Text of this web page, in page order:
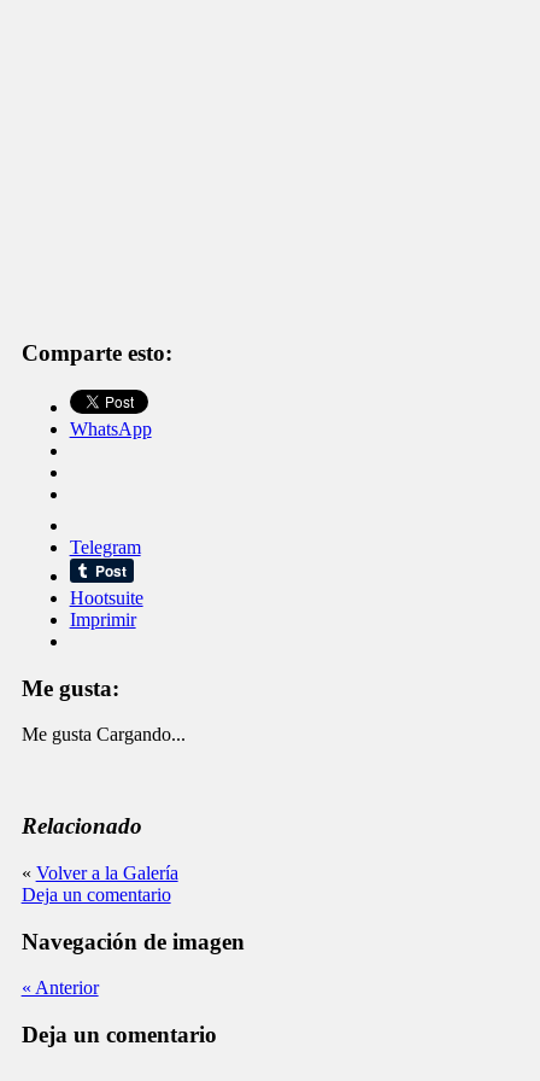
Comparte esto:
WhatsApp
Telegram
Hootsuite
Imprimir
Me gusta:
Me gusta Cargando...
Relacionado
« Volver a la Galería
Deja un comentario
Navegación de imagen
« Anterior
Deja un comentario